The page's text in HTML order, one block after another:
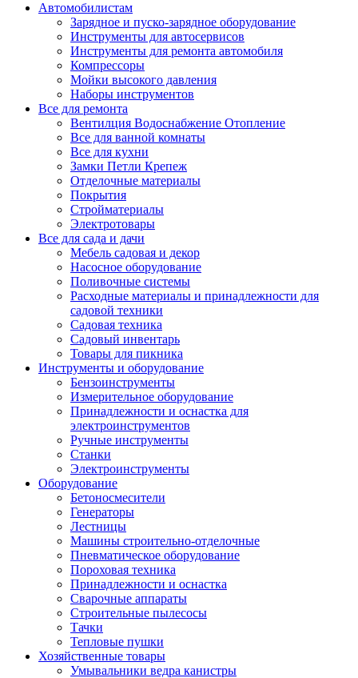
Автомобилистам
Зарядное и пуско-зарядное оборудование
Инструменты для автосервисов
Инструменты для ремонта автомобиля
Компрессоры
Мойки высокого давления
Наборы инструментов
Все для ремонта
Вентилция Водоснабжение Отопление
Все для ванной комнаты
Все для кухни
Замки Петли Крепеж
Отделочные материалы
Покрытия
Стройматериалы
Электротовары
Все для сада и дачи
Мебель садовая и декор
Насосное оборудование
Поливочные системы
Расходные материалы и принадлежности для
садовой техники
Садовая техника
Садовый инвентарь
Товары для пикника
Инструменты и оборудование
Бензоинструменты
Измерительное оборудование
Принадлежности и оснастка для
электроинструментов
Ручные инструменты
Станки
Электроинструменты
Оборудование
Бетоносмесители
Генераторы
Лестницы
Машины строительно-отделочные
Пневматическое оборудование
Пороховая техника
Принадлежности и оснастка
Сварочные аппараты
Строительные пылесосы
Тачки
Тепловые пушки
Хозяйственные товары
Умывальники ведра канистры